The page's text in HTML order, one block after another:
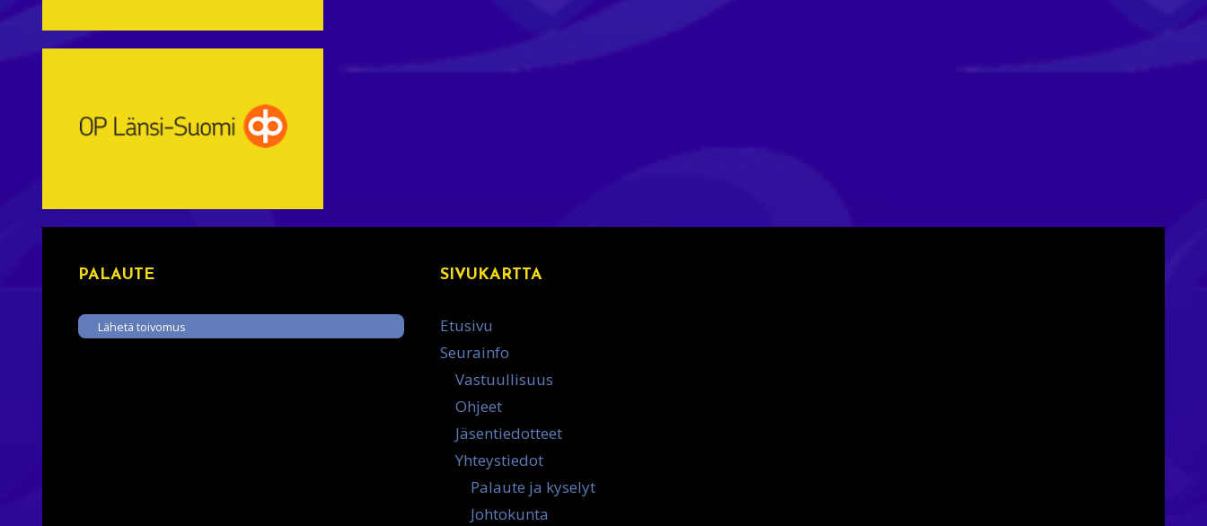
PALAUTE
Lähetä toivomus
SIVUKARTTA
Etusivu
Seurainfo
Vastuullisuus
Ohjeet
Jäsentiedotteet
Yhteystiedot
Palaute ja kyselyt
Johtokunta